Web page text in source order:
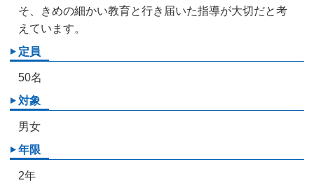
そ、きめの細かい教育と行き届いた指導が大切だと考
えています。
定員
50名
対象
男女
年限
2年